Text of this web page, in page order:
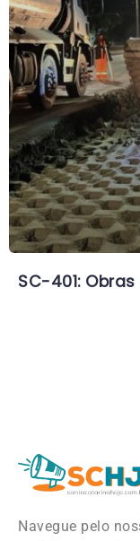
SC-401:
Navegue pelo